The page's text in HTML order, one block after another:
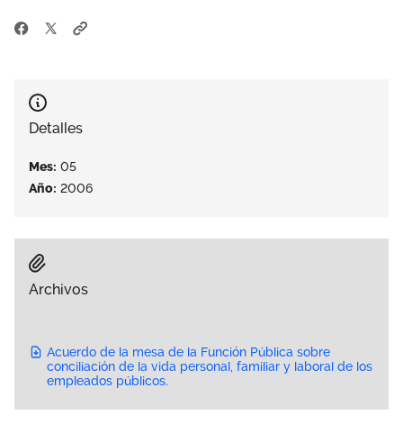
Sala de prensa
Documentos
Vídeos
Detalles
Mes: 05
Año: 2006
Archivos
Acuerdo de la mesa de la Función Pública sobre
conciliación de la vida personal, familiar y laboral de los
empleados públicos.